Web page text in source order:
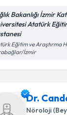
Bakanlığı İzmir
Atatürk
Eğitim ve Araştırma
İzmir
Dr.
Nöroloji